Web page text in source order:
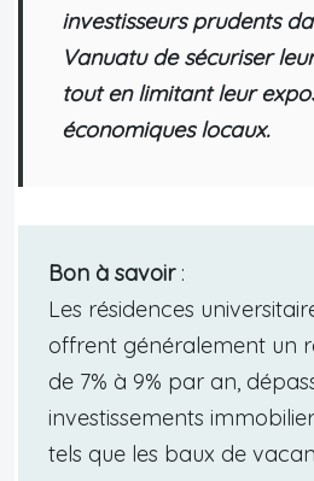
investisseurs prudents
Vanuatu de sécuriser
tout en limitant leur
économiques locaux.
Bon à savoir:
Les résidences
offrent généralement un
de 7% à 9% par an,
investissements
tels que les baux de